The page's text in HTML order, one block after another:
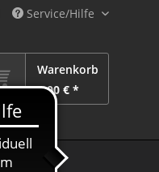
Service/Hilfe
Warenkorb
0,00 € *
Sale %